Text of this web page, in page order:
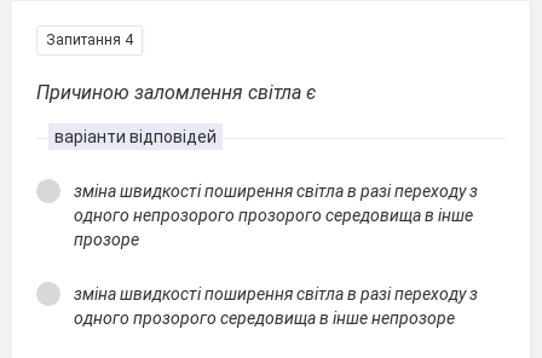
Запитання 4
Причиною заломлення світла є
варіанти відповідей
зміна швидкості поширення світла в разі переходу з
одного непрозорого прозорого середовища в інше
прозоре
зміна швидкості поширення світла в разі переходу з
одного прозорого середовища в інше непрозоре